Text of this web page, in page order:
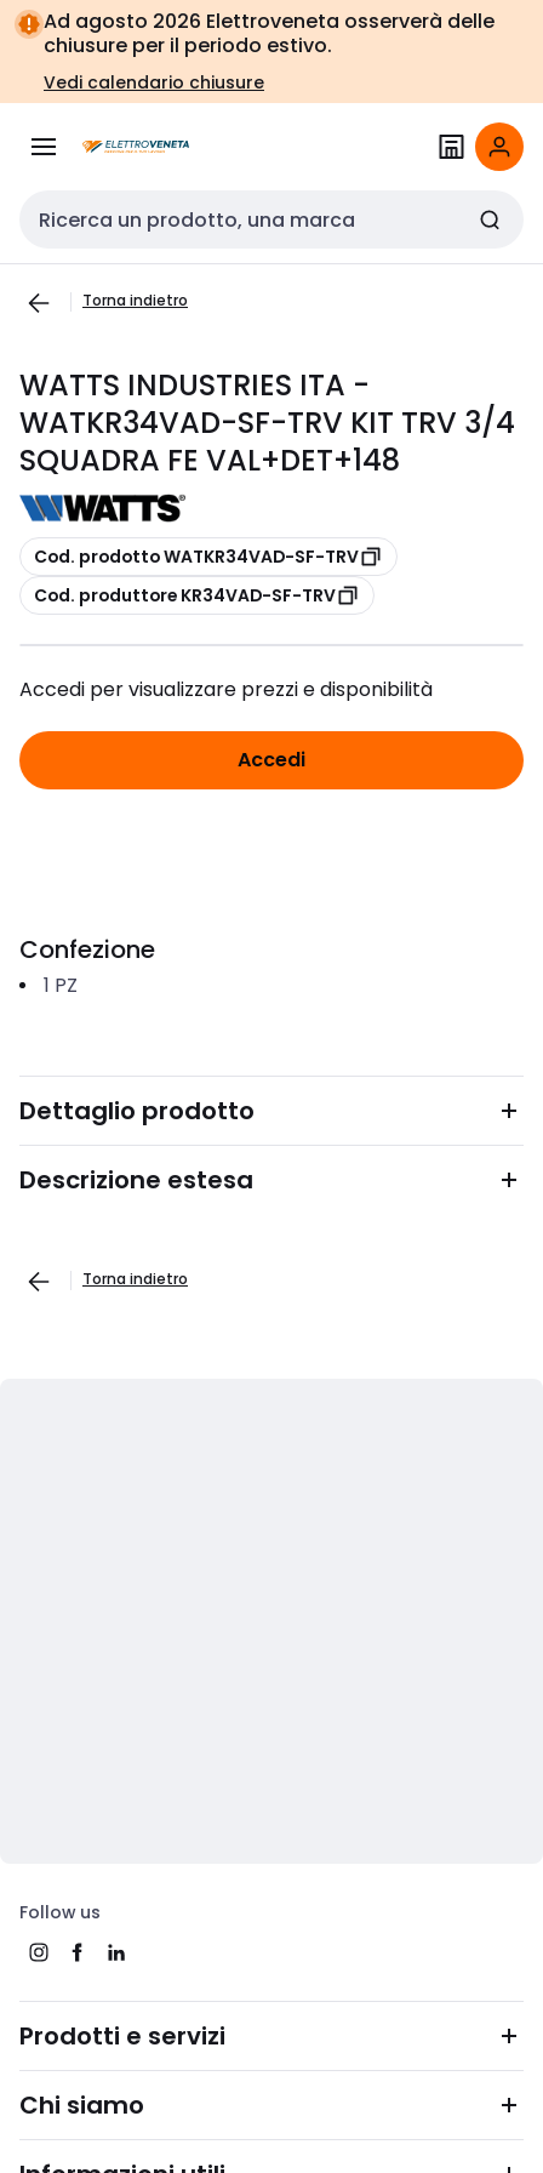
Vai alla
navigazione
Vai
alla
pagina
Ad agosto 2026 Elettroveneta osserverà delle
chiusure per il periodo estivo.
Vedi calendario chiusure
Cerca input
Torna indietro
WATTS INDUSTRIES ITA -
WATKR34VAD-SF-TRV KIT TRV 3/4
SQUADRA FE VAL+DET+148
copia
Cod. prodotto WATKR34VAD-SF-TRV
copia
Cod. produttore KR34VAD-SF-TRV
Accedi per visualizzare prezzi e disponibilità
Accedi
Confezione
1 PZ
Dettaglio prodotto
Descrizione estesa
Torna indietro
Follow us
Prodotti e servizi
Chi siamo